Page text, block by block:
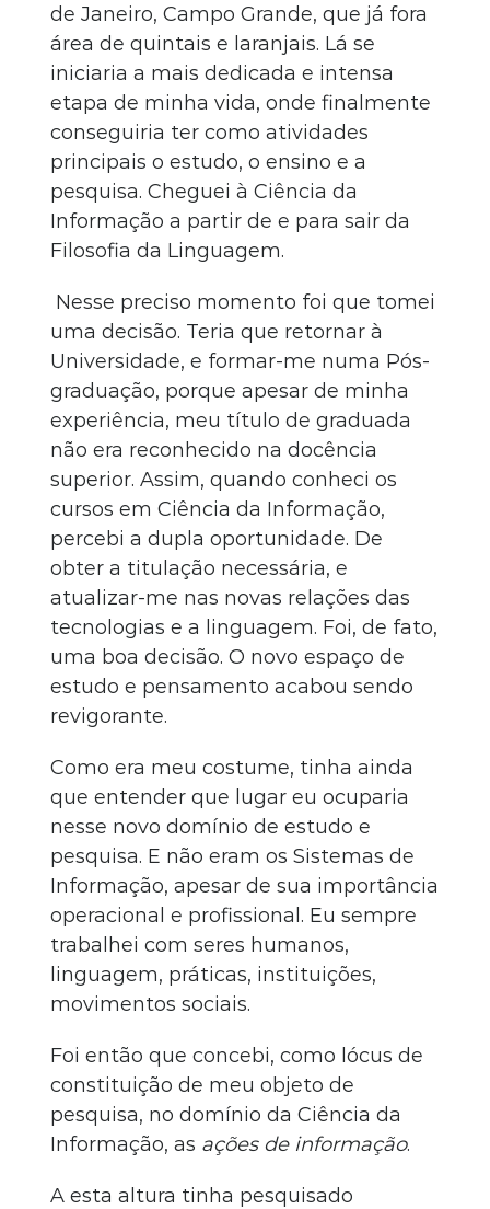
de Janeiro, Campo Grande, que já fora
área de quintais e laranjais. Lá se
iniciaria a mais dedicada e intensa
etapa de minha vida, onde finalmente
conseguiria ter como atividades
principais o estudo, o ensino e a
pesquisa. Cheguei à Ciência da
Informação a partir de e para sair da
Filosofia da Linguagem.
Nesse preciso momento foi que tomei
uma decisão. Teria que retornar à
Universidade, e formar-me numa Pós-
graduação, porque apesar de minha
experiência, meu título de graduada
não era reconhecido na docência
superior. Assim, quando conheci os
cursos em Ciência da Informação,
percebi a dupla oportunidade. De
obter a titulação necessária, e
atualizar-me nas novas relações das
tecnologias e a linguagem. Foi, de fato,
uma boa decisão. O novo espaço de
estudo e pensamento acabou sendo
revigorante.
Como era meu costume, tinha ainda
que entender que lugar eu ocuparia
nesse novo domínio de estudo e
pesquisa. E não eram os Sistemas de
Informação, apesar de sua importância
operacional e profissional. Eu sempre
trabalhei com seres humanos,
linguagem, práticas, instituições,
movimentos sociais.
Foi então que concebi, como lócus de
constituição de meu objeto de
pesquisa, no domínio da Ciência da
Informação, as ações de informação.
A esta altura tinha pesquisado